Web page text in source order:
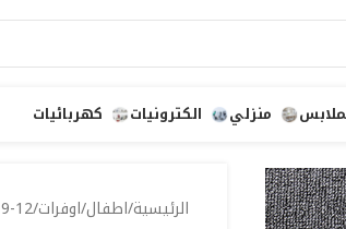
منزلي الكترونيات كهربائيات
الرئيسية اطفالاوفرات 9-12 شهر